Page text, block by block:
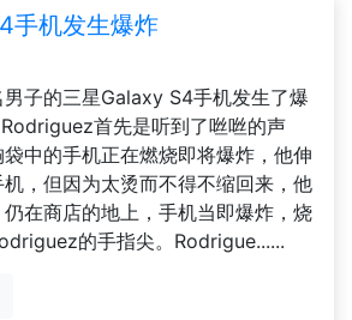
手机发生爆炸
子的三星Galaxy S4手机发生了爆
首先是听到了咝咝的声
中的手机正在燃烧即将爆炸，他伸
，但因为太烫而不得不缩回来，他
在商店的地上，手机当即爆炸，烧
的手指尖。Rodrigue......